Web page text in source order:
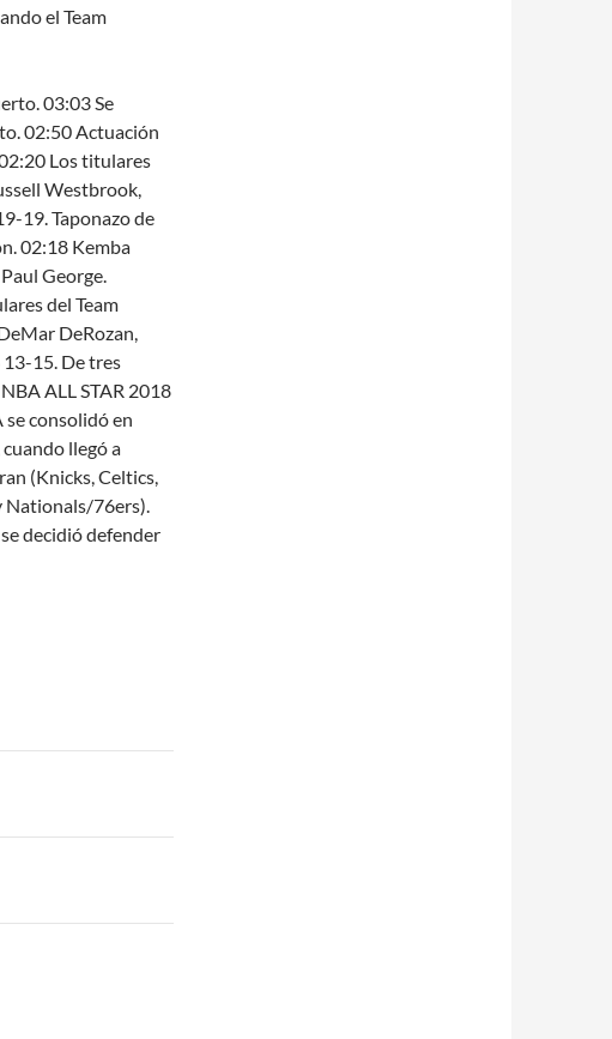
el Team
03:03 Se
02:50 Actuación
Los titulares
Westbrook,
19. Taponazo de
02:18 Kemba
George.
del Team
DeRozan,
13-15. De tres
ALL STAR 2018
se consolidó en
llegó a
(Knicks, Celtics,
Nationals/76ers).
decidió defender